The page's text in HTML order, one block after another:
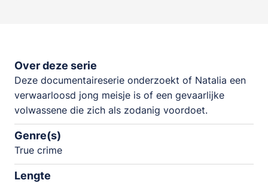
Over deze serie
Deze documentaireserie onderzoekt of Natalia een
verwaarloosd jong meisje is of een gevaarlijke
volwassene die zich als zodanig voordoet.
Genre(s)
True crime
Lengte